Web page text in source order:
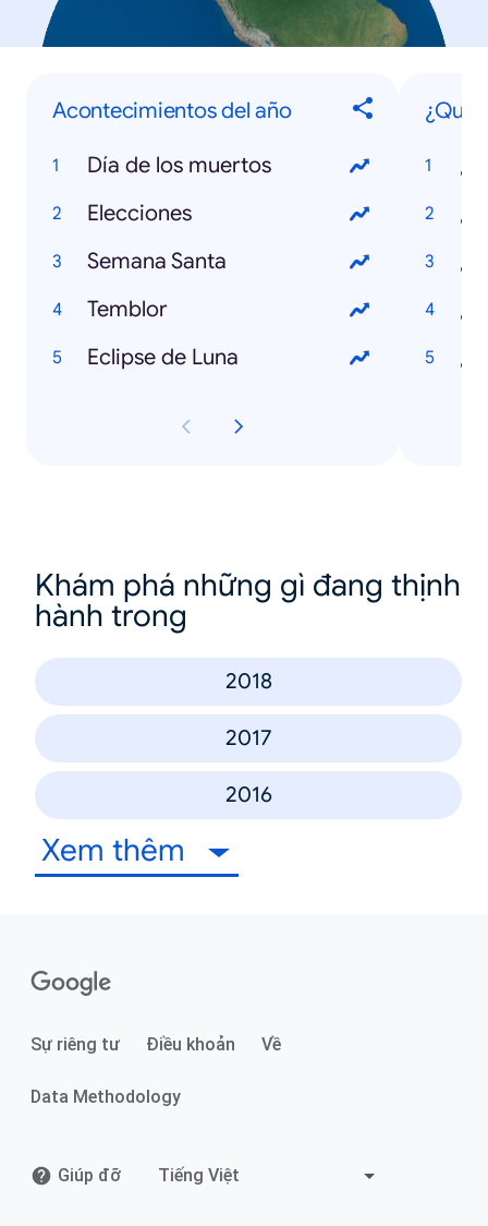
Acontecimientos del año
Día de los muertos
Elecciones
Semana Santa
Temblor
Eclipse de Luna
¿Qué
Khám phá những gì đang thịnh
hành trong
2018
2017
2016
Xem thêm
Sự riêng tư Điều khoản Về
Data Methodology
Giúp đỡ